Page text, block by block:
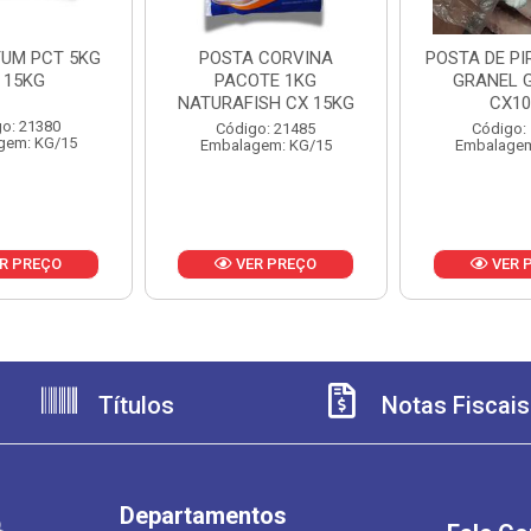
PCT 5KG
21380
KG/15
PREÇO
POSTA CORVINA
PACOTE 1KG
NATURAFISH CX 15KG
Código: 21485
Embalagem: KG/15
VER PREÇO
POSTA DE
GRANEL
Código:
VER
Títulos Notas Fiscais
Departamentos